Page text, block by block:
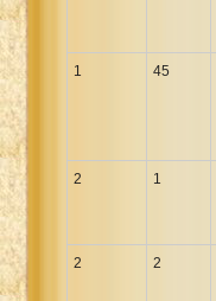
1 45
2 1
2 2